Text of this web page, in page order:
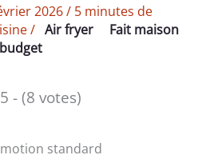
2026/ 5 minutes de
/ Air fryer
Fait maison
- (8 votes)